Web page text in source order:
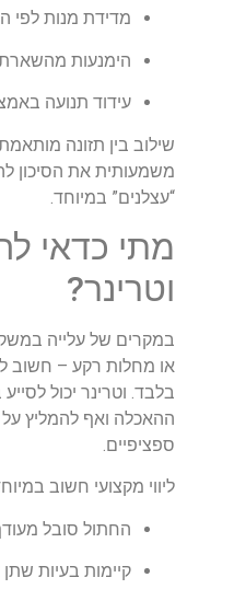
מדידת מנות לפי
הימנעות
עידוד תנועה
שילוב בין תזונה
משמעותית את הסיכון
“עצלנים” במיוחד.
מתי כדאי
וטרינר?
במקרים של עלייה
או מחלות רקע – חשוב
בלבד. וטרינר יכול
ההאכלה ואף להמליץ על
ספציפיים.
ליווי מקצועי חשוב
החתול סובל
קיימות בעיות